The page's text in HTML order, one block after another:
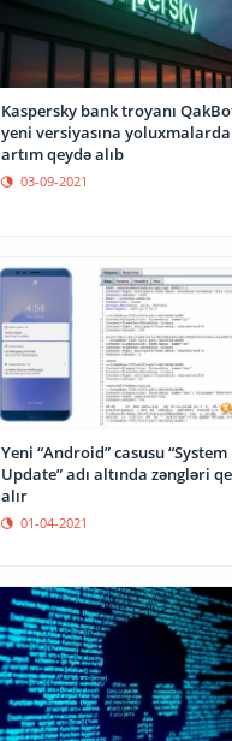
Kaspersky bank troyanı
yeni versiyasına yoluxmalarda
artım qeydə alıb
03-09-2021
Yeni “Android” casusu “System
Update” adı altında zəngləri
alır
01-04-2021